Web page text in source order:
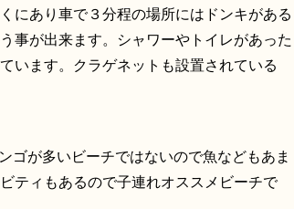
にあり車で３分程の場所にはドンキがある
事が出来ます。シャワーやトイレがあった
います。クラゲネットも設置されている
ゴが多いビーチではないので魚などもあま
ティもあるので子連れオススメビーチで